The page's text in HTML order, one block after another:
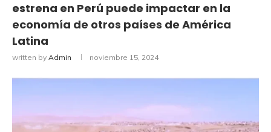
estrena en Perú puede impactar en la
economía de otros países de América
Latina
written by Admin noviembre 15, 2024